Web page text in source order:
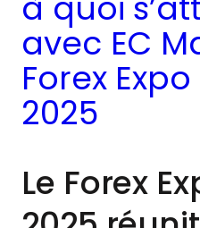
avec EC
Forex
2025
Le Forex